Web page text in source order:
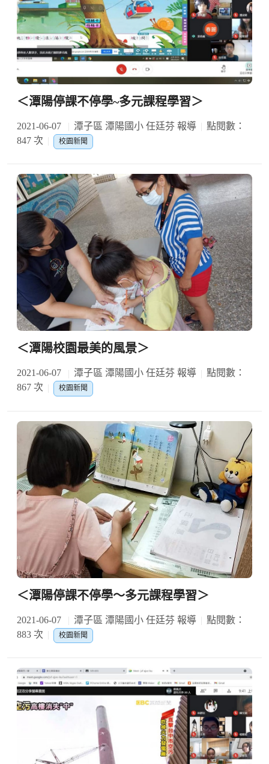
＜潭陽停課不停學~多元課程學習＞
2021-06-07 潭子區 潭陽國小 任廷芬 報導
點閱數：
847 次
校園新聞
＜潭陽校園最美的風景＞
2021-06-07 潭子區 潭陽國小 任廷芬 報導
點閱數：
867 次
校園新聞
＜潭陽停課不停學～多元課程學習＞
2021-06-07 潭子區 潭陽國小 任廷芬 報導
點閱數：
883 次
校園新聞